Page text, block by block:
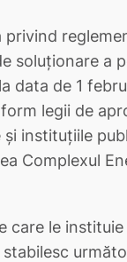
privind
soluţionare a
data de 1
legii de
instituţiile
Complexul
care le